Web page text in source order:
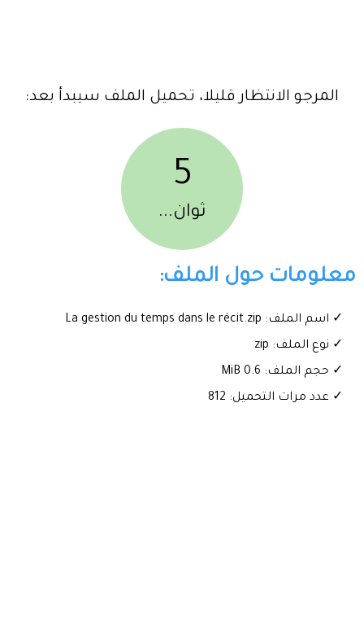
المرجو الانتظار قليلا، تحميل الملف سيبدأ بعد:
5
ثوان...
معلومات حول الملف:
✓ اسم الملف: La gestion du temps dans le récit.zip
✓ نوع الملف: zip
✓ حجم الملف: 0.6 MiB
✓ عدد مرات التحميل: 812